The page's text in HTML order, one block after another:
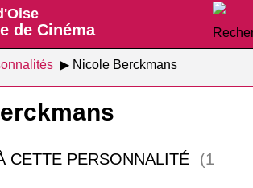
de Cinéma
Nicole Berckmans
CETTE PERSONNALITÉ
(1